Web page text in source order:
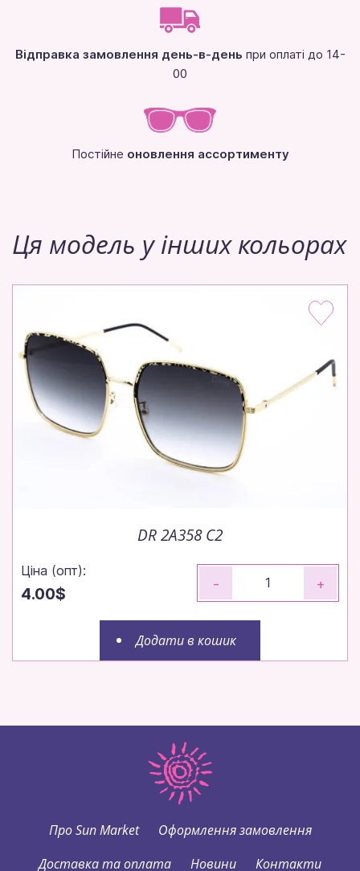
Відправка замовлення день-в-день при оплаті до 14-
00
Постійне оновлення ассортименту
Ця модель у інших кольорах
DR 2A358 C2
Ціна (опт):
4.00$
- +
Додати в кошик
Про Sun Market
Оформлення замовлення
Доставка та оплата
Новини Контакти